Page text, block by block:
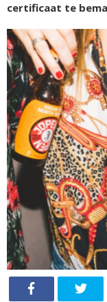
certificaat te